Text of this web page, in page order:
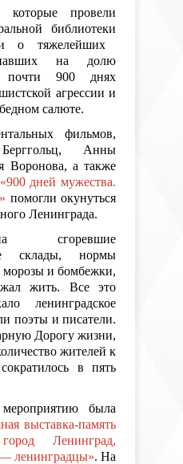
которые провели
библиотеки
о тяжелейших
на долю
почти 900 днях
агрессии и
салюте.
фильмов,
Анны
а также
«900 дней мужества.
помогли окунуться
Ленинграда.
сгоревшие
склады, нормы
морозы и бомбежки,
жить. Все это
ленинградское
поэты и писатели.
Дорогу жизни,
жителей к
в пять
была
выставка-память
Ленинград,
ленинградцы». На